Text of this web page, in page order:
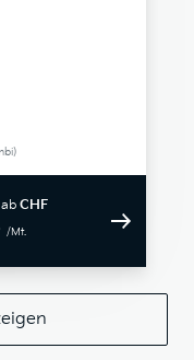
CHF
/Mt.